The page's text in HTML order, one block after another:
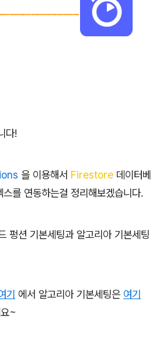
다!
을 이용해서 Firestore 데이터베
스를 연동하는걸 정리해보겠습니다.
펑션 기본세팅과 알고리아 기본세팅
기 에서 알고리아 기본세팅은 여기
~